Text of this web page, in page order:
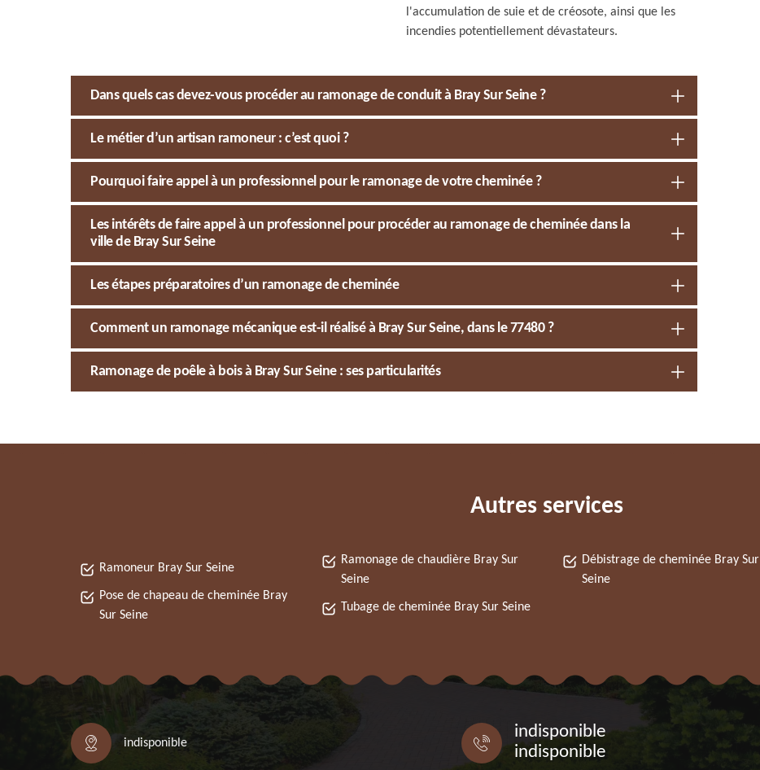
l'accumulation de suie et de créosote, ainsi que les
incendies potentiellement dévastateurs.
Dans quels cas devez-vous procéder au ramonage de conduit à Bray Sur Seine ?
Le métier d’un artisan ramoneur : c’est quoi ?
Pourquoi faire appel à un professionnel pour le ramonage de votre cheminée ?
Les intérêts de faire appel à un professionnel pour procéder au ramonage de cheminée dans la
ville de Bray Sur Seine
Les étapes préparatoires d’un ramonage de cheminée
Comment un ramonage mécanique est-il réalisé à Bray Sur Seine, dans le 77480 ?
Ramonage de poêle à bois à Bray Sur Seine : ses particularités
Autres services
Ramoneur Bray Sur Seine
Pose de chapeau de cheminée Bray
Sur Seine
Ramonage de chaudière Bray Sur
Seine
Tubage de cheminée Bray Sur Seine
Débistrage de cheminée Bray Sur
Seine
indisponible
indisponible
indisponible